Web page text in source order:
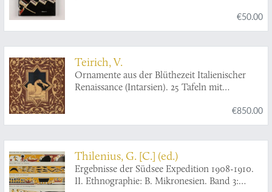
€50.00
Teirich, V.
Ornamente aus der Blüthezeit Italienischer
Renaissance (Intarsien). 25 Tafeln mit
€850.00
Thilenius, G. [C.] (ed.)
Ergebnisse der Südsee Expedition 1908-1910.
II. Ethnographie: B. Mikronesien. Band 3: